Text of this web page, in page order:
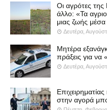
Οι αγρότες της
άλλο: «Τα
μιας ζωής
Δευτέρα,
Μητέρα
πράξεις για να
Δευτέρα,
στην αγορά